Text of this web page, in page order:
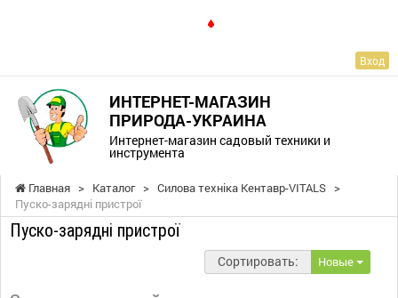
Вход
ИНТЕРНЕТ-МАГАЗИН
ПРИРОДА-УКРАИНА
Интернет-магазин садовый техники и
инструмента
Главная > Каталог > Силова техніка Кентавр-VITALS >
Пуско-зарядні пристрої
Пуско-зарядні пристрої
Сортировать: Новые